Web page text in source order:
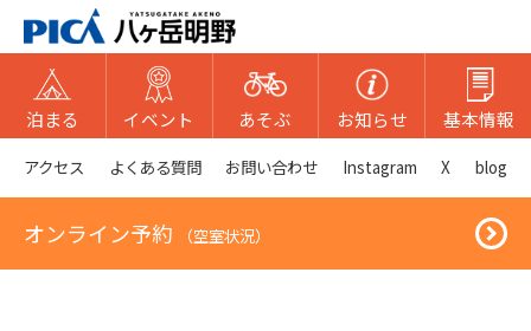
泊まる イベント あそぶ お知らせ 基本情報
アクセス よくある質問 お問い合わせ Instagram X blog
オンライン予約 （空室状況）